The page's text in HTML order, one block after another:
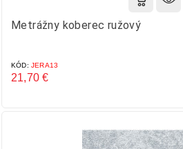
Metrážny koberec ružový
KÓD: JERA13
21,70 €